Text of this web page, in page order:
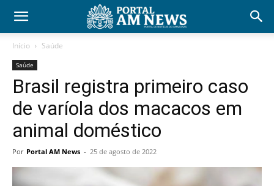
Início Saúde
Saúde
Brasil registra primeiro caso
de varíola dos macacos em
animal doméstico
Por Portal AM News - 25 de agosto de 2022